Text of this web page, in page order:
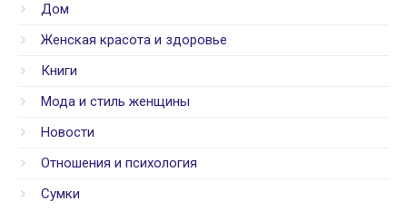
Дом
Женская красота и здоровье
Книги
Мода и стиль женщины
Новости
Отношения и психология
Сумки